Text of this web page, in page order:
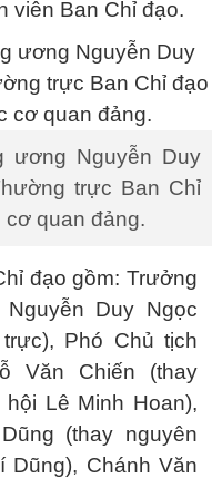
viên Ban Chỉ đạo.
ương Nguyễn Duy
trực Ban Chỉ
cơ quan đảng.
đạo gồm: Trưởng
Duy Ngọc
Phó Chủ tịch
Văn Chiến (thay
Lê Minh Hoan),
(thay nguyên
Dũng), Chánh Văn